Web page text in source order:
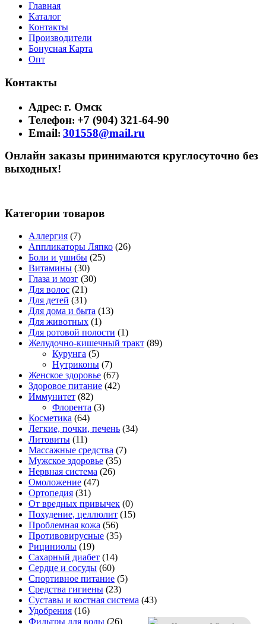
Главная
Каталог
Контакты
Производители
Бонусная Карта
Опт
Контакты
Адрес: г. Омск
Телефон: +7 (904) 321-64-90
Email: 301558@mail.ru
Онлайн заказы принимаются круглосуточно без
выходных!
Категории товаров
Аллергия (7)
Аппликаторы Ляпко (26)
Боли и ушибы (25)
Витамины (30)
Глаза и мозг (30)
Для волос (21)
Для детей (31)
Для дома и быта (13)
Для животных (1)
Для ротовой полости (1)
Желудочно-кишечный тракт (89)
Курунга (5)
Нутриконы (7)
Женское здоровье (67)
Здоровое питание (42)
Иммунитет (82)
Флорента (3)
Косметика (64)
Легкие, почки, печень (34)
Литовиты (11)
Массажные средства (7)
Мужское здоровье (35)
Нервная система (26)
Омоложение (47)
Ортопедия (31)
От вредных привычек (0)
Похудение, целлюлит (15)
Проблемная кожа (56)
Противовирусные (35)
Рициниолы (19)
Сахарный диабет (14)
Сердце и сосуды (60)
Спортивное питание (5)
Средства гигиены (23)
Суставы и костная система (43)
Удобрения (16)
Фильтры для воды (26)